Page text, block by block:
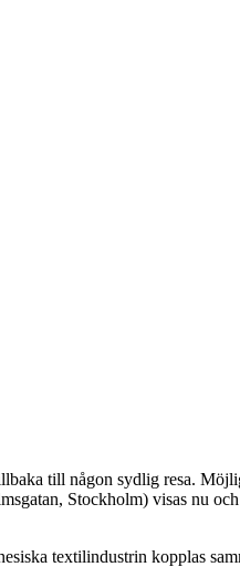
till någon sydlig resa.
Stockholm) visas nu
textilindustrin kopplas